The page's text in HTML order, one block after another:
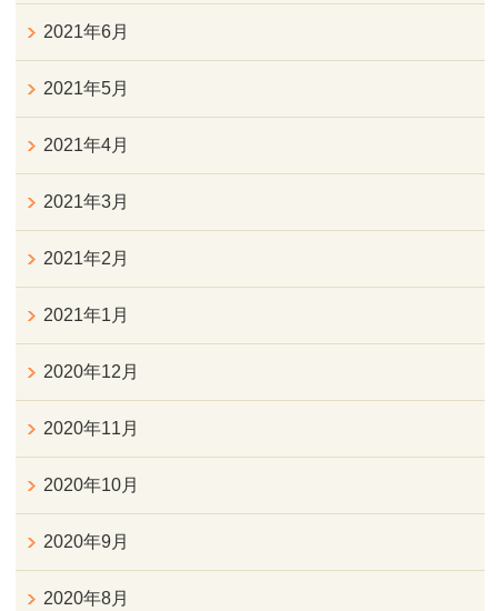
2021年6月
2021年5月
2021年4月
2021年3月
2021年2月
2021年1月
2020年12月
2020年11月
2020年10月
2020年9月
2020年8月